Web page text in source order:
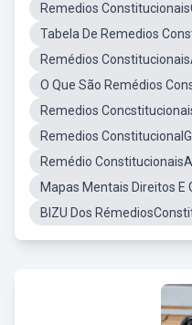
Remedios
Tabela De Remedios
Remédios
O Que São Remédios
Remedios
Remedios
Remédio
Mapas Mentais Direitos
BIZU Dos